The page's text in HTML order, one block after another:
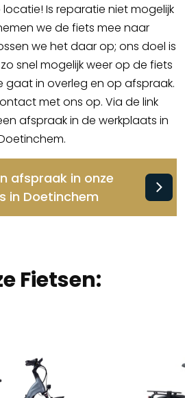
Is reparatie niet mogelijk
we de fiets mee naar
we het daar op; ons doel is
snel mogelijk weer op de fiets
gaat in overleg en op afspraak.
met ons op. Via de link
afspraak in de werkplaats in
afspraak in onze
in Doetinchem
Fietsen: